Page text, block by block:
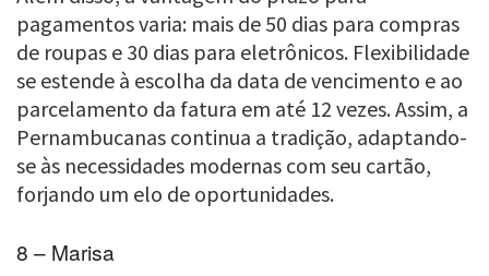
pagamentos varia: mais de 50 dias para compras
de roupas e 30 dias para eletrônicos. Flexibilidade
se estende à escolha da data de vencimento e ao
parcelamento da fatura em até 12 vezes. Assim, a
Pernambucanas continua a tradição, adaptando-
se às necessidades modernas com seu cartão,
forjando um elo de oportunidades.
8 – Marisa